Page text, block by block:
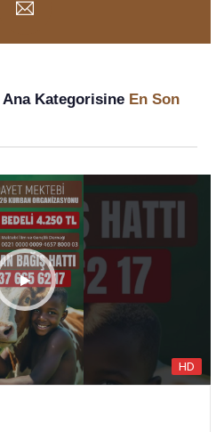
Ana Kategorisine En Son